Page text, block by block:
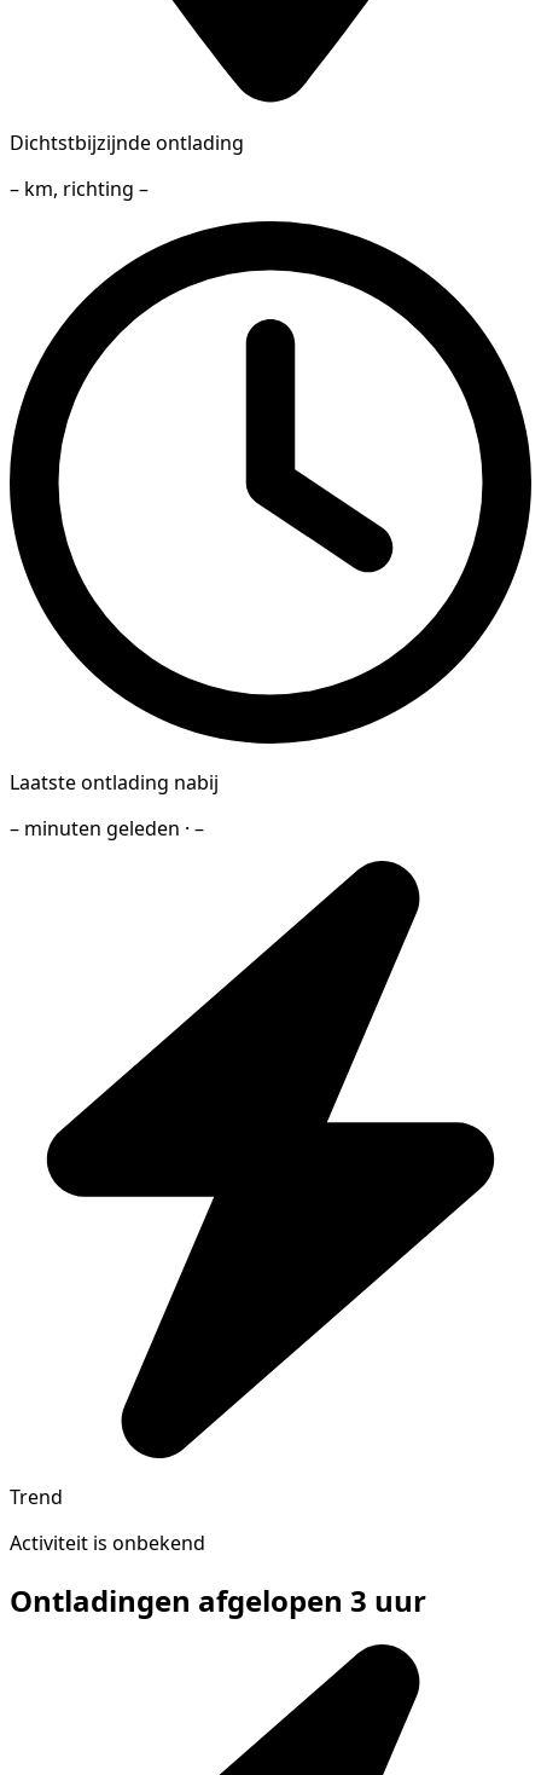
Dichtstbijzijnde ontlading
– km, richting –
Laatste ontlading nabij
– minuten geleden · –
Trend
Activiteit is onbekend
Ontladingen afgelopen 3 uur